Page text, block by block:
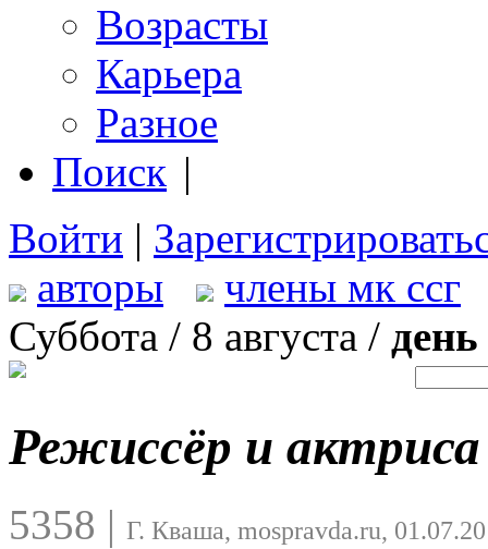
Возрасты
Карьера
Разное
Поиск |
Войти |
авторы
члены мк ссг
Суббота / 8 августа /
Режиссёр и актриса
5358 | Г. Кваша, mospravda.ru,